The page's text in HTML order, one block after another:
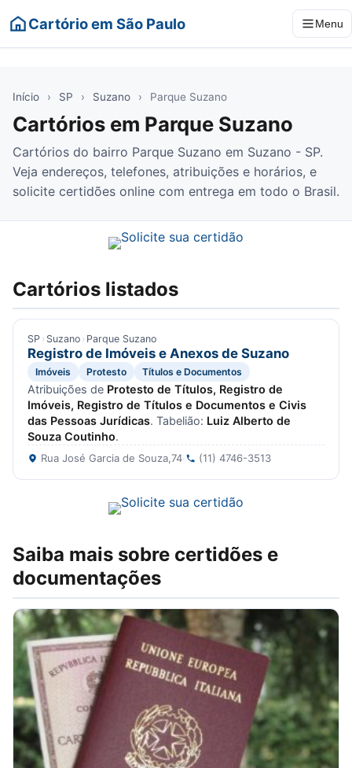
Cartório em São Paulo Menu
Início › SP › Suzano › Parque Suzano
Cartórios em Parque Suzano
Cartórios do bairro Parque Suzano em Suzano - SP.
Veja endereços, telefones, atribuições e horários, e
solicite certidões online com entrega em todo o Brasil.
Cartórios listados
SP › Suzano › Parque Suzano
Registro de Imóveis e Anexos de Suzano
Imóveis Protesto Títulos e Documentos
Atribuições de Protesto de Títulos, Registro de
Imóveis, Registro de Títulos e Documentos e Civis
das Pessoas Jurídicas. Tabelião: Luiz Alberto de
Souza Coutinho.
Rua José Garcia de Souza,74· (11) 4746-3513
Saiba mais sobre certidões e
documentações